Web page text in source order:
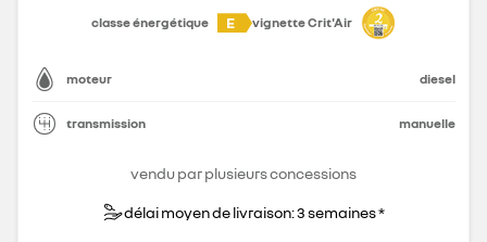
classe énergétique
E vignette Crit'Air
moteur diesel
transmission manuelle
vendu par plusieurs concessions
délai moyen de livraison: 3 semaines *